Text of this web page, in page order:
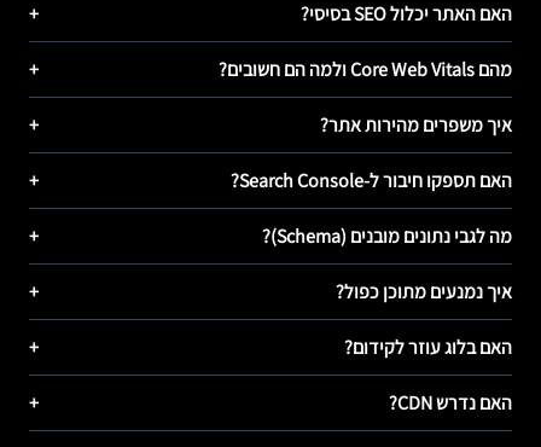
האם האתר יכלול SEO בסיסי? +
מהם Core Web Vitals ולמה הם חשובים? +
איך משפרים מהירות אתר? +
האם תספקו חיבור ל-Search Console? +
מה לגבי נתונים מובנים (Schema)? +
איך נמנעים מתוכן כפול? +
האם בלוג עוזר לקידום? +
האם נדרש CDN? +